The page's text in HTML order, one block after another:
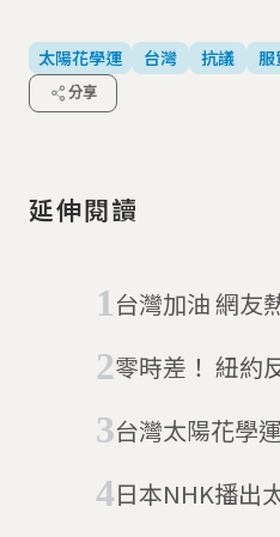
太陽花學運 台灣 抗議 服
分享
延伸閱讀
台灣加油 網友
零時差！ 紐約
台灣太陽花學
日本NHK播出